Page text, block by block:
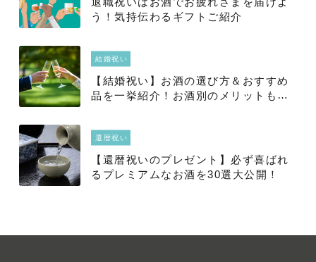
う！気持伝わるギフトご紹介
結婚祝い
【結婚祝い】お酒の選び方＆おすすめ
品を一挙紹介！お酒別のメリットも徹
還暦祝い
【還暦祝いのプレゼント】必ず喜ばれ
るプレミアムなお酒を30選大公開！